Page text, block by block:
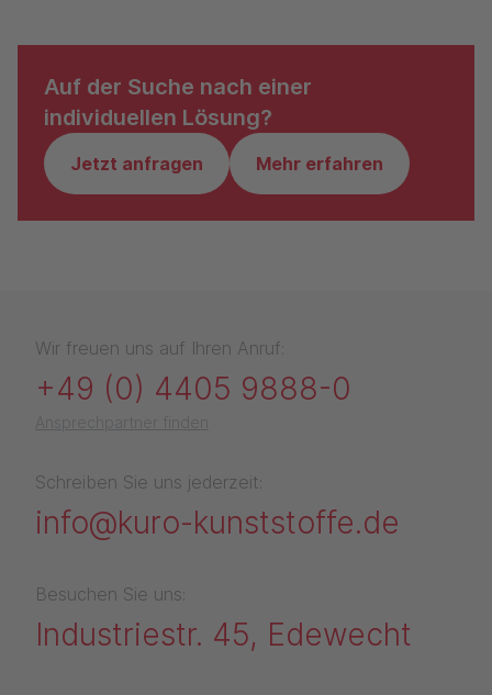
Auf der Suche nach einer
individuellen Lösung?
Jetzt anfragen Mehr erfahren
Wir freuen uns auf Ihren Anruf:
+49 (0) 4405 9888-0
Schreiben Sie uns jederzeit:
info@kuro-kunststoffe.de
Besuchen Sie uns:
Industriestr. 45, Edewecht